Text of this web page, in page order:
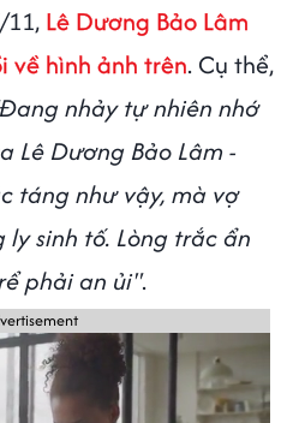
Lê Dương Bảo Lâm
về hình ảnh trên. Cụ thể,
nhảy tự nhiên nhớ
Lê Dương Bảo Lâm -
táng như vậy, mà vợ
sinh tố. Lòng trắc ẩn
phải an ủi".